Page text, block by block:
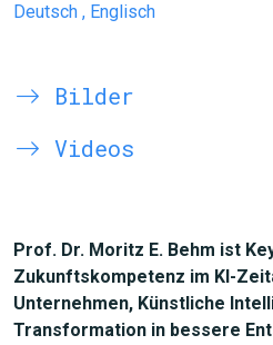
Deutsch , Englisch
Bilder
Videos
Prof. Dr. Moritz E. Behm ist
Zukunftskompetenz im KI-
Unternehmen, Künstliche
Transformation in bessere